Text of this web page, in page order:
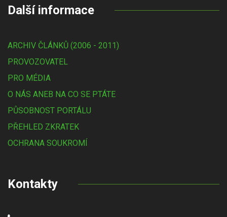
Další informace
ARCHIV ČLÁNKŮ (2006 - 2011)
PROVOZOVATEL
PRO MÉDIA
O NÁS ANEB NA CO SE PTÁTE
PŮSOBNOST PORTÁLU
PŘEHLED ZKRATEK
OCHRANA SOUKROMÍ
Kontakty